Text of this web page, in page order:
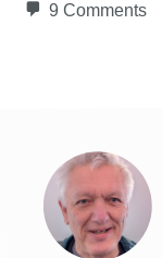
9 Comments